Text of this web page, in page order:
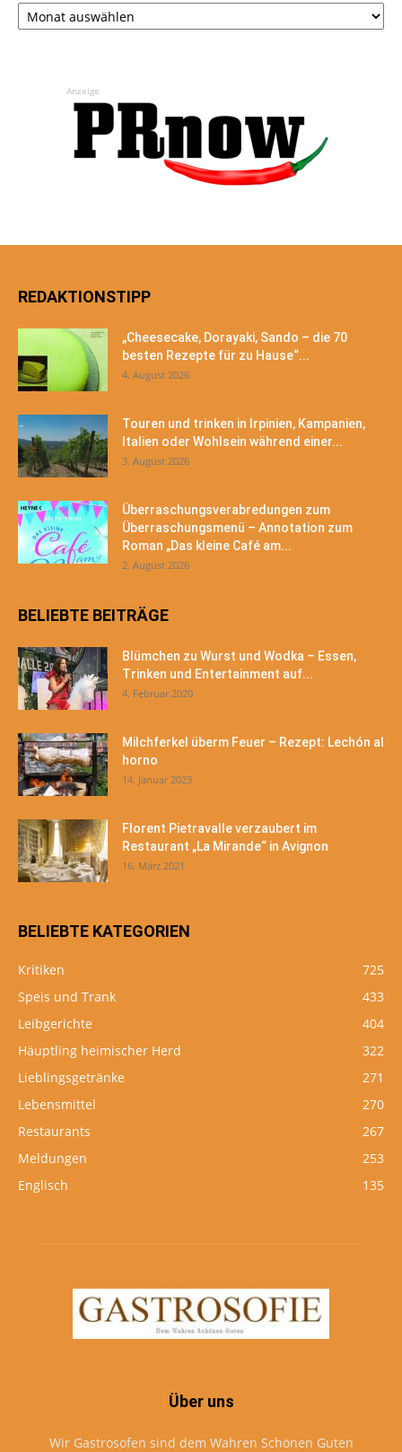
Anzeige
REDAKTIONSTIPP
„Cheesecake, Dorayaki, Sando – die 70
besten Rezepte für zu Hause“...
4. August 2026
Touren und trinken in Irpinien, Kampanien,
Italien oder Wohlsein während einer...
3. August 2026
Überraschungsverabredungen zum
Überraschungsmenü – Annotation zum
Roman „Das kleine Café am...
2. August 2026
BELIEBTE BEITRÄGE
Blümchen zu Wurst und Wodka – Essen,
Trinken und Entertainment auf...
4. Februar 2020
Milchferkel überm Feuer – Rezept: Lechón al
horno
14. Januar 2023
Florent Pietravalle verzaubert im
Restaurant „La Mirande“ in Avignon
16. März 2021
BELIEBTE KATEGORIEN
Kritiken
725
Speis und Trank
433
Leibgerichte
404
Häuptling heimischer Herd
322
Lieblingsgetränke
271
Lebensmittel
270
Restaurants
267
Meldungen
253
Englisch
135
Über uns
Wir Gastrosofen sind dem Wahren Schönen Guten